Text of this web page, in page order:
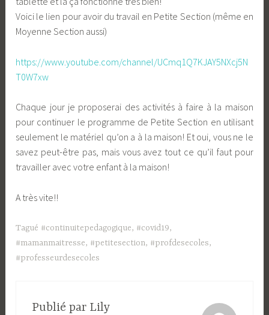
Voici le lien pour avoir du travail en Petite Section (même en
Moyenne Section aussi)
https://www.youtube.com/channel/UCmq1Q7KJAY5NXcj5N
T0W7xw
Chaque jour je proposerai des activités à faire à la maison
pour continuer le programme de Petite Section en utilisant
seulement le matériel qu’on a à la maison! Et oui, vous ne le
savez peut-être pas, mais vous avez tout ce qu’il faut pour
travailler avec votre enfant à la maison!
A très vite!!
Tagué #continuitepedagogique, #covid19,
#mamanmaitresse, #petitesection, #profdesecoles,
#professeurdesecoles
Publié par Lily